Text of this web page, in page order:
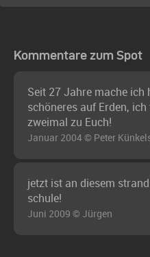
Kommentare zum Spot
Seit 27 Jahre mache ich
schöneres auf Erden,
zweimal zu Euch!
Januar 2004 © Peter
jetzt ist an diesem
schule!
Juni 2009 © Jürgen